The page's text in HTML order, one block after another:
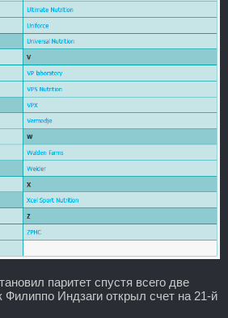
паритет спустя всего две
Филиппо Индзаги открыл счет на 21-й